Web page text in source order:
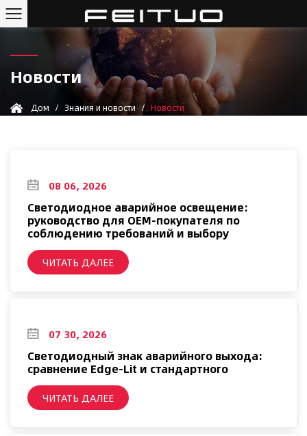
Новости
Дом / Знания и новости / Новости
08 06, 2026
Светодиодное аварийное освещение:
руководство для OEM-покупателя по
соблюдению требований и выбору
ЧИТАТЬ ДАЛЕЕ
07 30, 2026
Светодиодный знак аварийного выхода:
сравнение Edge-Lit и стандартного
ЧИТАТЬ ДАЛЕЕ